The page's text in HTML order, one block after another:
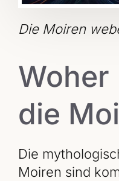
Die Moiren
Woher
die
Die
Moiren sind